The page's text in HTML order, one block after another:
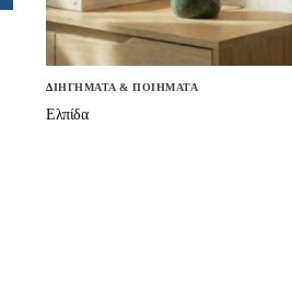
ΔΙΗΓΗΜΑΤΑ & ΠΟΙΗΜΑΤΑ
Ελπίδα